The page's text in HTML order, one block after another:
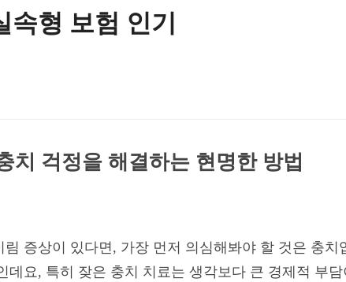
형 보험 인기
치 걱정을 해결하는 현명한 방법
증상이 있다면, 가장 먼저 의심해봐야 할 것은 충치
요, 특히 잦은 충치 치료는 생각보다 큰 경제적 부담